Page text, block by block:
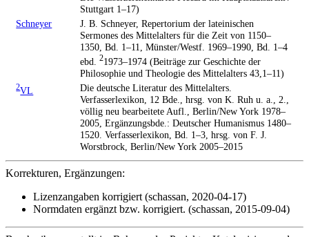
Stuttgart 1–17)
Schneyer
J. B. Schneyer, Repertorium der lateinischen
Sermones des Mittelalters für die Zeit von 1150–
1350, Bd. 1–11, Münster/Westf. 1969–1990, Bd. 1–4
ebd.21973–1974 (Beiträge zur Geschichte der
Philosophie und Theologie des Mittelalters 43,1–11)
2VL
Die deutsche Literatur des Mittelalters.
Verfasserlexikon, 12 Bde., hrsg. von K. Ruh u. a., 2.,
völlig neu bearbeitete Aufl., Berlin/New York 1978–
2005, Ergänzungsbde.: Deutscher Humanismus 1480–
1520. Verfasserlexikon, Bd. 1–3, hrsg. von F. J.
Worstbrock, Berlin/New York 2005–2015
Korrekturen, Ergänzungen:
Lizenzangaben korrigiert (schassan, 2020-04-17)
Normdaten ergänzt bzw. korrigiert. (schassan, 2015-09-04)